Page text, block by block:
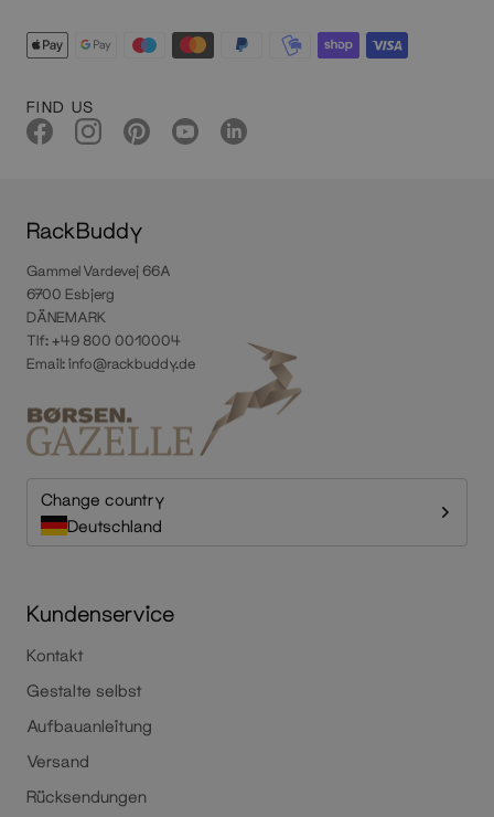
FIND US
RackBuddy
Gammel Vardevej 66A
6700 Esbjerg
DÄNEMARK
Tlf: +49 800 0010004
Email:info@rackbuddy.de
Change country
Deutschland
Kundenservice
Kontakt
Gestalte selbst
Aufbauanleitung
Versand
Rücksendungen